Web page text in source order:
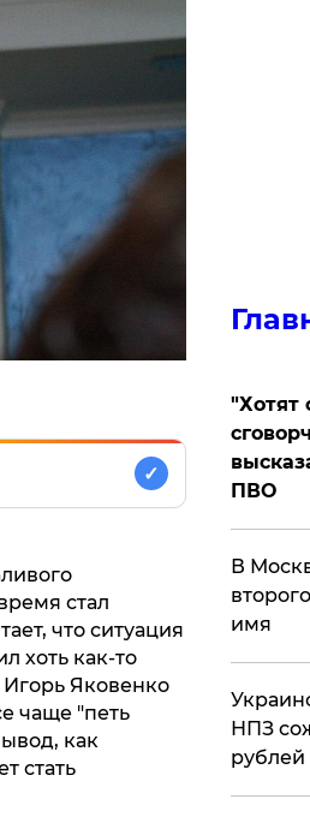
✓
стал
что ситуация
хоть как-то
Яковенко
чаще "петь
как
стать
​"Хотят
ПВО
В
имя
НПЗ